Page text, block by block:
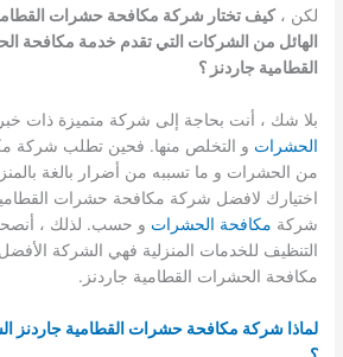
لكن ،كيف تختار شركة مكافحة حشرات
الهائل من الشركات التي تقدم خدمة مكافحة
القطامية جاردنز ؟
بلا شك ، أنت بحاجة إلى شركة متميزة ذات
الحشرات و التخلص منها. فحين تطلب شركة
من الحشرات و ما تسببه من أضرار بالغة
اختيارك لافضل شركة مكافحة حشرات
شركة مكافحة الحشرات و حسب. لذلك ،
التنظيف للخدمات المنزلية فهي الشركة
مكافحة الحشرات القطامية جاردنز.
لماذا شركة مكافحة حشرات القطامية جاردنز